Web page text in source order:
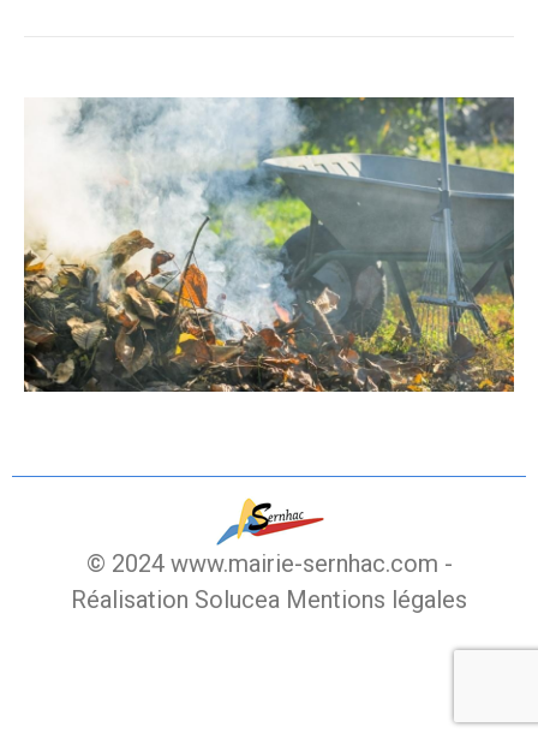
© 2024 www.mairie-sernhac.com -
Réalisation Solucea Mentions légales